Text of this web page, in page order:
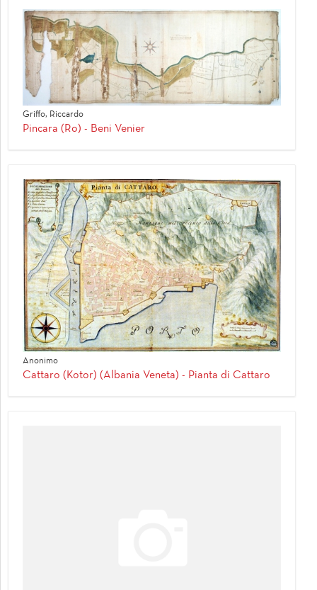
Griffo, Riccardo
Pincara (Ro) - Beni Venier
Anonimo
Cattaro (Kotor) (Albania Veneta) - Pianta di Cattaro